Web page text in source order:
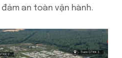
an toàn vận hành.